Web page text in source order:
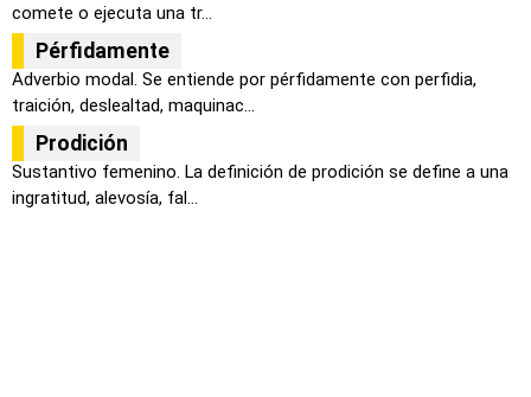
comete o ejecuta una tr...
Pérfidamente
Adverbio modal. Se entiende por pérfidamente con perfidia,
traición, deslealtad, maquinac...
Prodición
Sustantivo femenino. La definición de prodición se define a una
ingratitud, alevosía, fal...